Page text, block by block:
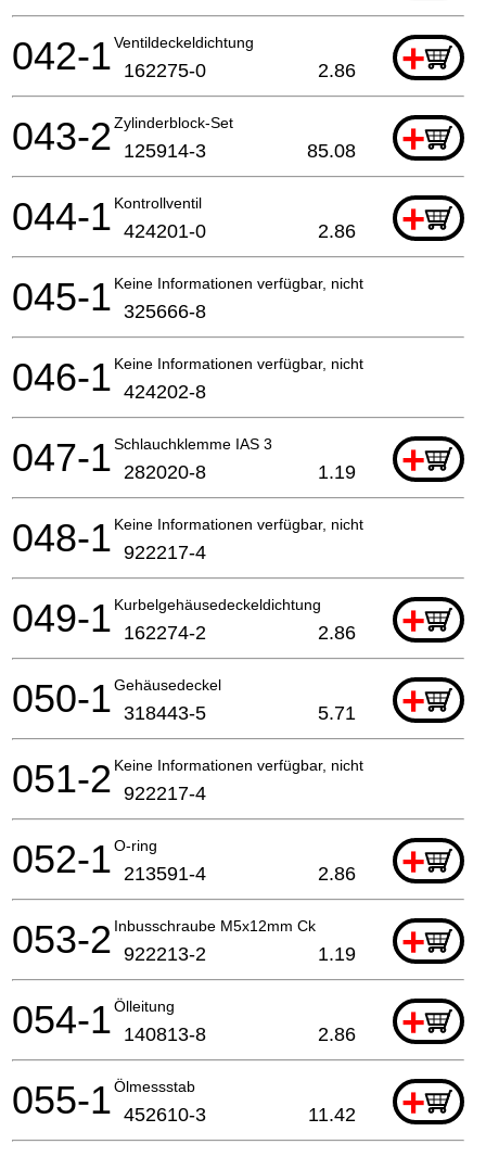
Ventildeckeldichtung +
042-1 162275-0 2.86
Zylinderblock-Set +
043-2 125914-3 85.08
Kontrollventil +
044-1 424201-0 2.86
Keine Informationen verfügbar, nicht bestellbar
045-1 325666-8
Keine Informationen verfügbar, nicht bestellbar
046-1 424202-8
Schlauchklemme IAS 3 +
047-1 282020-8 1.19
Keine Informationen verfügbar, nicht bestellbar
048-1 922217-4
Kurbelgehäusedeckeldichtung +
049-1 162274-2 2.86
Gehäusedeckel +
050-1 318443-5 5.71
Keine Informationen verfügbar, nicht bestellbar
051-2 922217-4
O-ring +
052-1 213591-4 2.86
Inbusschraube M5x12mm Ck +
053-2 922213-2 1.19
Ölleitung +
054-1 140813-8 2.86
Ölmessstab +
055-1 452610-3 11.42